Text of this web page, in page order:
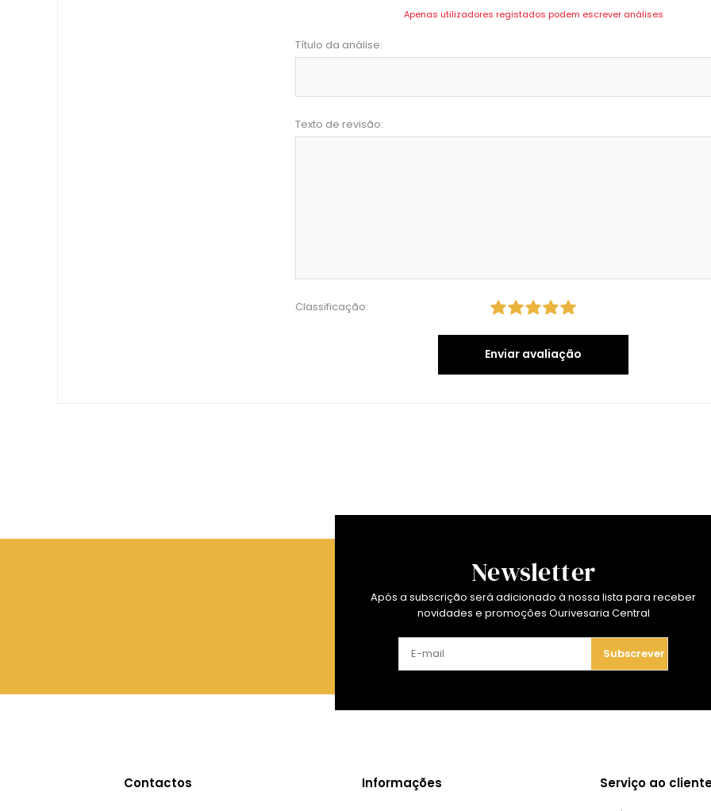
Apenas utilizadores registados podem escrever análises
Título da análise:
Texto de revisão:
Classificação:
Enviar avaliação
Newsletter
Após a subscrição será adicionado à nossa lista para receber
novidades e promoções Ourivesaria Central
Subscrever
Contactos Informações Serviço ao